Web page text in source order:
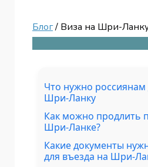
Блог/ Виза на Шри-
Что нужно россиянам
Шри-Ланку
Как можно продлить
Шри-Ланке?
Какие документы
для въезда на Шри-